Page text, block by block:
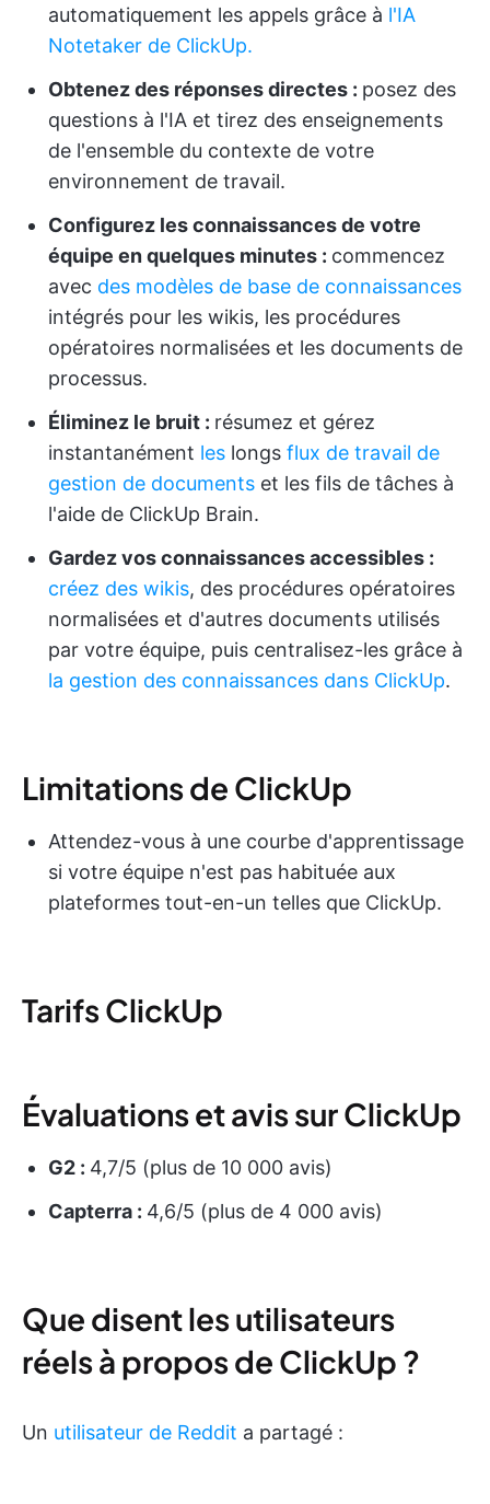
automatiquement les appels grâce à l'IA
Notetaker de ClickUp.
Obtenez des réponses directes : posez des
questions à l'IA et tirez des enseignements
de l'ensemble du contexte de votre
environnement de travail.
Configurez les connaissances de votre
équipe en quelques minutes : commencez
avec des modèles de base de connaissances
intégrés pour les wikis, les procédures
opératoires normalisées et les documents de
processus.
Éliminez le bruit : résumez et gérez
instantanément les longs flux de travail de
gestion de documents et les fils de tâches à
l'aide de ClickUp Brain.
Gardez vos connaissances accessibles :
créez des wikis, des procédures opératoires
normalisées et d'autres documents utilisés
par votre équipe, puis centralisez-les grâce à
la gestion des connaissances dans ClickUp.
Limitations de ClickUp
Attendez-vous à une courbe d'apprentissage
si votre équipe n'est pas habituée aux
plateformes tout-en-un telles que ClickUp.
Tarifs ClickUp
Évaluations et avis sur ClickUp
G2 : 4,7/5 (plus de 10 000 avis)
Capterra : 4,6/5 (plus de 4 000 avis)
Que disent les utilisateurs
réels à propos de ClickUp ?
Un utilisateur de Reddit a partagé :